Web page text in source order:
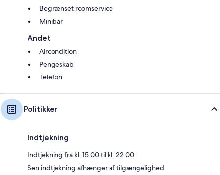
Begrænset roomservice
Minibar
Andet
Aircondition
Pengeskab
Telefon
Politikker
Indtjekning
Indtjekning fra kl. 15.00 til kl. 22.00
Sen indtjekning afhænger af tilgængelighed